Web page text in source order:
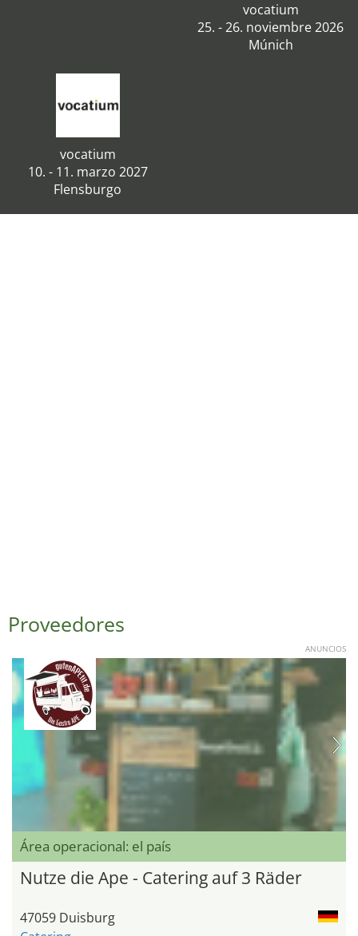
vocatium
25. - 26. noviembre 2026
Múnich
vocatium
10. - 11. marzo 2027
Flensburgo
Proveedores
ANUNCIOS
Área operacional: el país
Nutze die Ape - Catering auf 3 Räder
47059 Duisburg